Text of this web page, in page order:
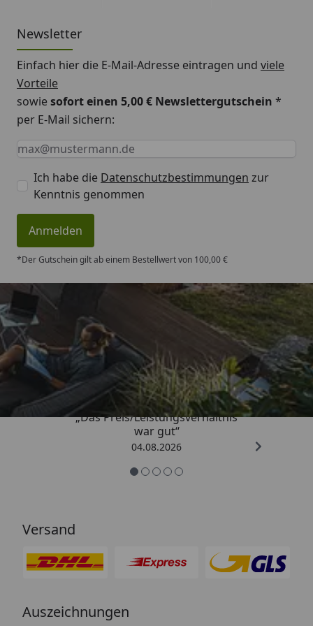
Newsletter
Einfach hier die E-Mail-Adresse eintragen und viele
Vorteile
sowiesofort einen 5,00 € Newslettergutschein *
per E-Mail sichern:
Keine Eingabe erforderlich
Eingabe erforderlich
E-Mail *
Ich habe die Datenschutzbestimmungen zur
Kenntnis genommen
Anmelden
*Der Gutschein gilt ab einem Bestellwert von 100,00 €
Trusted Shops
4,83/ 5
„Das Preis/Leistungsverhältnis
war gut“
04.08.2026
Versand
Auszeichnungen